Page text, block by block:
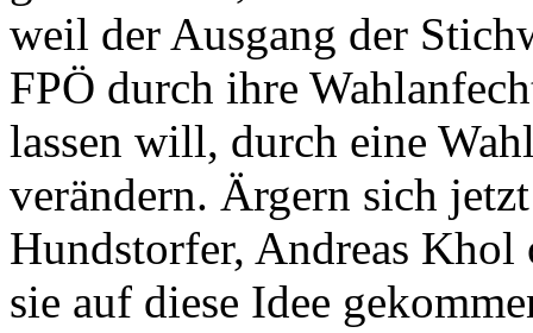
weil der Ausgang der
FPÖ durch ihre
lassen will, durch eine
verändern. Ärgern sich
Hundstorfer, Andreas Khol
sie auf diese Idee